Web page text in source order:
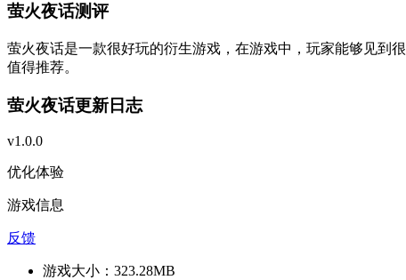
萤火夜话测评
萤火夜话是一款很好玩的衍生游戏，在游戏中，玩家能够见到
值得推荐。
萤火夜话更新日志
v1.0.0
优化体验
游戏信息
反馈
游戏大小： 323.28MB